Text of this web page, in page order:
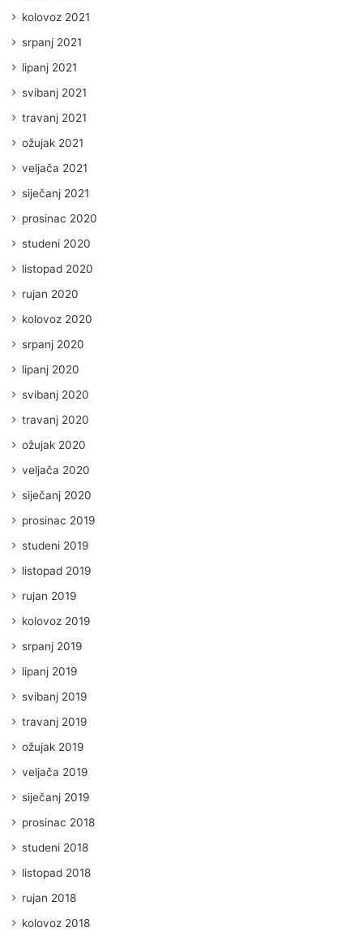
kolovoz 2021
srpanj 2021
lipanj 2021
svibanj 2021
travanj 2021
ožujak 2021
veljača 2021
siječanj 2021
prosinac 2020
studeni 2020
listopad 2020
rujan 2020
kolovoz 2020
srpanj 2020
lipanj 2020
svibanj 2020
travanj 2020
ožujak 2020
veljača 2020
siječanj 2020
prosinac 2019
studeni 2019
listopad 2019
rujan 2019
kolovoz 2019
srpanj 2019
lipanj 2019
svibanj 2019
travanj 2019
ožujak 2019
veljača 2019
siječanj 2019
prosinac 2018
studeni 2018
listopad 2018
rujan 2018
kolovoz 2018